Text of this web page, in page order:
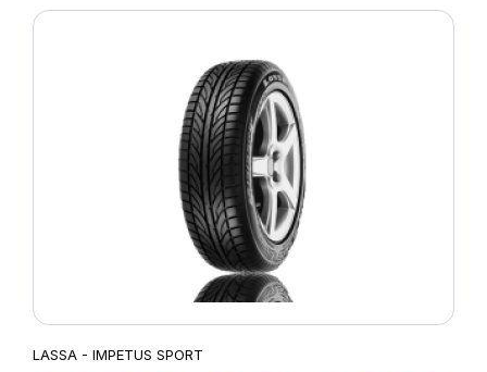
LASSA - IMPETUS SPORT